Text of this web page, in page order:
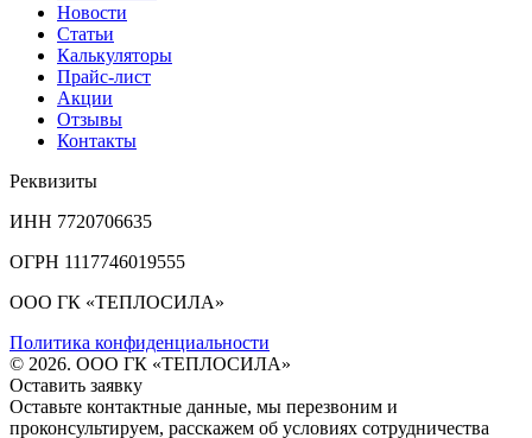
Новости
Статьи
Калькуляторы
Прайс-лист
Акции
Отзывы
Контакты
Реквизиты
ИНН 7720706635
ОГРН 1117746019555
ООО ГК «ТЕПЛОСИЛА»
Политика конфиденциальности
© 2026. ООО ГК «ТЕПЛОСИЛА»
Оставить заявку
Оставьте контактные данные, мы перезвоним и
проконсультируем, расскажем об условиях сотрудничества